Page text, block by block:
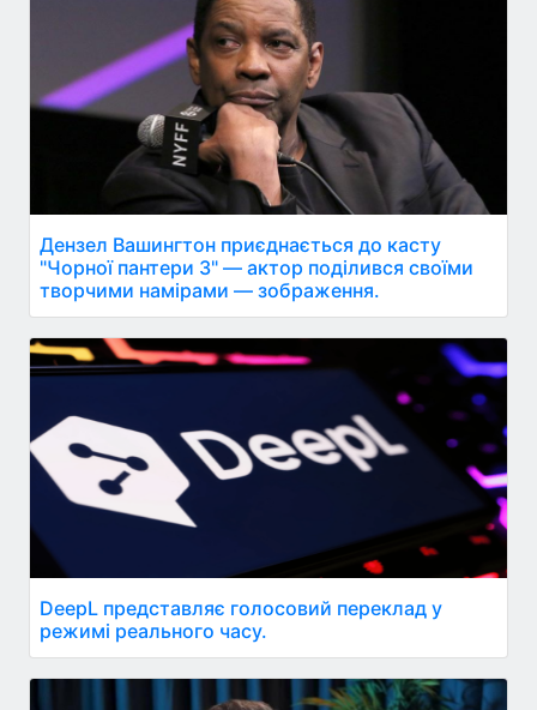
Дензел Вашингтон приєднається до касту
"Чорної пантери 3" — актор поділився своїми
творчими намірами — зображення.
DeepL представляє голосовий переклад у
режимі реального часу.